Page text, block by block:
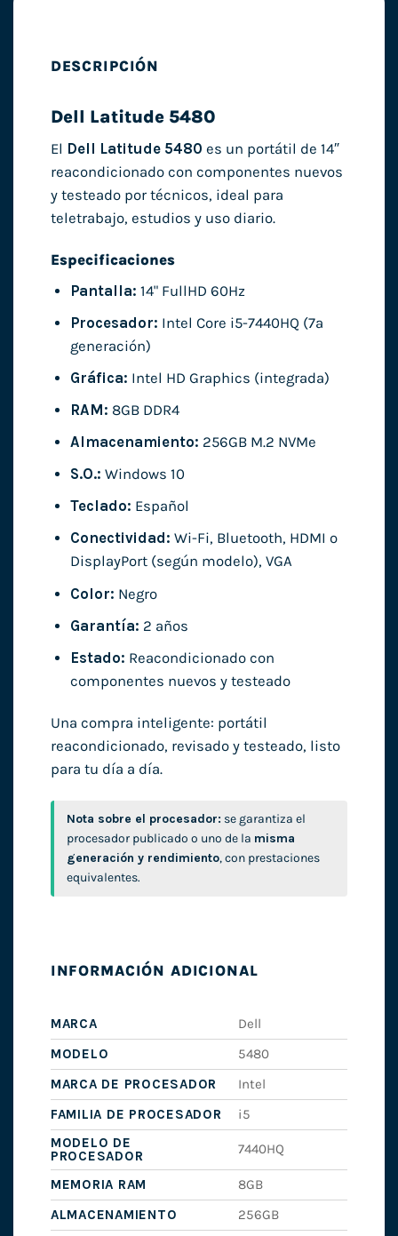
DESCRIPCIÓN
Dell Latitude 5480
El Dell Latitude 5480 es un portátil de 14″
reacondicionado con componentes nuevos
y testeado por técnicos, ideal para
teletrabajo, estudios y uso diario.
Especificaciones
Pantalla: 14" FullHD 60Hz
Procesador: Intel Core i5-7440HQ (7ª
generación)
Gráfica: Intel HD Graphics (integrada)
RAM: 8GB DDR4
Almacenamiento: 256GB M.2 NVMe
S.O.: Windows 10
Teclado: Español
Conectividad: Wi-Fi, Bluetooth, HDMI o
DisplayPort (según modelo), VGA
Color: Negro
Garantía: 2 años
Estado: Reacondicionado con
componentes nuevos y testeado
Una compra inteligente: portátil
reacondicionado, revisado y testeado, listo
para tu día a día.
Nota sobre el procesador: se garantiza el
procesador publicado o uno de la misma
generación y rendimiento, con prestaciones
equivalentes.
INFORMACIÓN ADICIONAL
MARCA
Dell
MODELO
5480
MARCA DE PROCESADOR
Intel
FAMILIA DE PROCESADOR
i5
MODELO DE
PROCESADOR
7440HQ
MEMORIA RAM
8GB
ALMACENAMIENTO
256GB